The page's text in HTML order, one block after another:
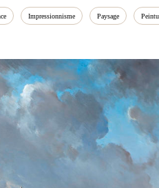
Impressionnisme Paysage